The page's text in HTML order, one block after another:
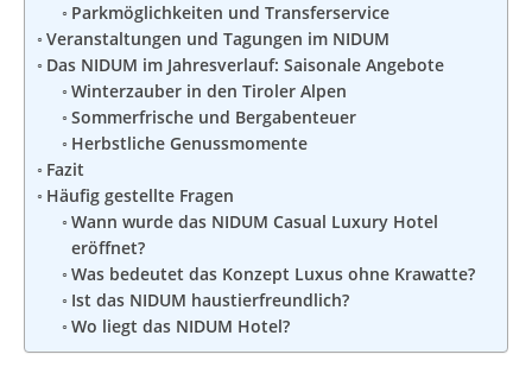
Parkmöglichkeiten und Transferservice
Veranstaltungen und Tagungen im NIDUM
Das NIDUM im Jahresverlauf: Saisonale Angebote
Winterzauber in den Tiroler Alpen
Sommerfrische und Bergabenteuer
Herbstliche Genussmomente
Fazit
Häufig gestellte Fragen
Wann wurde das NIDUM Casual Luxury Hotel
eröffnet?
Was bedeutet das Konzept Luxus ohne Krawatte?
Ist das NIDUM haustierfreundlich?
Wo liegt das NIDUM Hotel?